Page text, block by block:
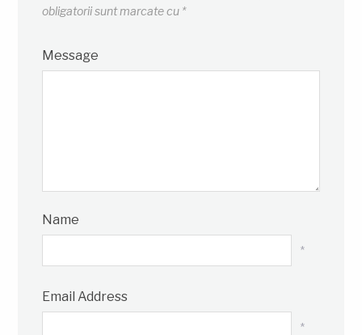
obligatorii sunt marcate cu *
Message
Name
*
Email Address
*